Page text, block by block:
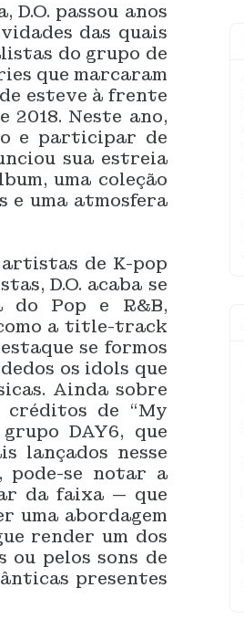
passou anos
das quais
do grupo de
que marcaram
esteve à frente
2018. Neste ano,
e participar de
sua estreia
uma coleção
e uma atmosfera
de K-pop
D.O. acaba se
do Pop e R&B,
a title-track
se formos
os idols que
Ainda sobre
créditos de “My
DAY6, que
lançados nesse
pode-se notar a
da faixa — que
uma abordagem
render um dos
ou pelos sons de
presentes